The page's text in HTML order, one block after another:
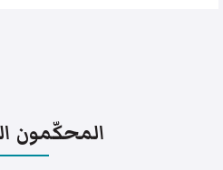
المحكّمون